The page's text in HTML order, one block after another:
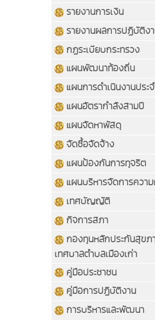
รายงานการเงิน
รายงานผลการปฏิบัติง
กฏระเบียบกระทรวง
แผนพัฒนาท้องถิ่น
แผนการดำเนินงานประ
แผนอัตรากำลังสามปี
แผนจัดหาพัสดุ
จัดซื้อจัดจ้าง
แผนป้องกันการทุจริต
แผนบริหารจัดการควา
เทศบัญญัติ
กิจการสภา
กองทุนหลักประกันสุขภ
เทศบาลตำบลเมืองเก่า
คู่มือประชาชน
คู่มือการปฏิบัติงาน
การบริหารและพัฒนา